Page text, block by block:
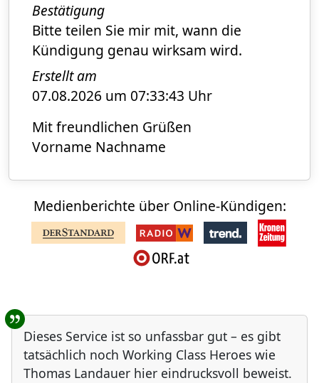
Bestätigung
Bitte teilen Sie mir mit, wann die
Kündigung genau wirksam wird.
Erstellt am
07.08.2026 um 07:33:43 Uhr
Mit freundlichen Grüßen
Vorname Nachname
Medienberichte über Online-Kündigen:
Benutzer-Rückmeldungen
Dieses Service ist so unfassbar gut – es gibt
tatsächlich noch Working Class Heroes wie
Thomas Landauer hier eindrucksvoll beweist.